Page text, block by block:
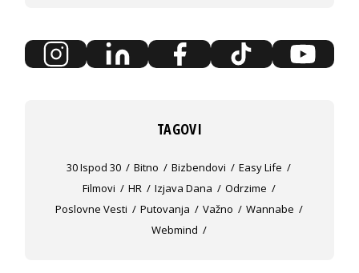
TAGOVI
30 Ispod 30 Bitno Bizbendovi
Easy Life
Filmovi
HR Izjava Dana
Odrzime
Poslovne Vesti
Putovanja Važno
Wannabe
Webmind